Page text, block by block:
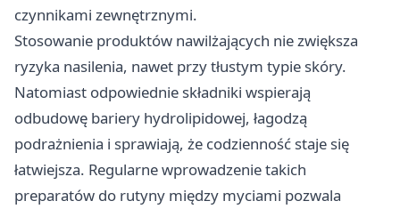
czynnikami zewnętrznymi.
Stosowanie produktów nawilżających nie zwiększa
ryzyka nasilenia, nawet przy tłustym typie skóry.
Natomiast odpowiednie składniki wspierają
odbudowę bariery hydrolipidowej, łagodzą
podrażnienia i sprawiają, że codzienność staje się
łatwiejsza. Regularne wprowadzenie takich
preparatów do rutyny między myciami pozwala